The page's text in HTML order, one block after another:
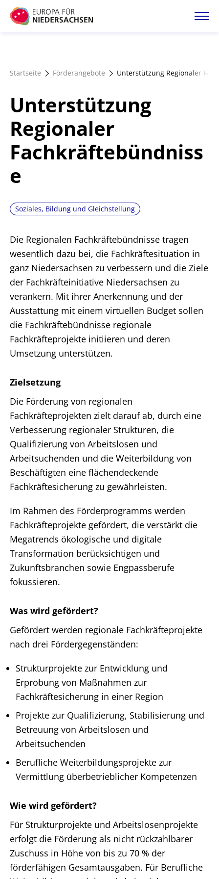
Direkt
zum
Förderangebote
Magazin
Startseite Förderangebote Unterstützung Regionaler
Unterstützung
Regionaler
Fachkräftebündniss
e
Soziales, Bildung und Gleichstellung
Die Regionalen Fachkräftebündnisse tragen
wesentlich dazu bei, die Fachkräftesituation in
ganz Niedersachsen zu verbessern und die Ziele
der Fachkräfteinitiative Niedersachsen zu
verankern. Mit ihrer Anerkennung und der
Ausstattung mit einem virtuellen Budget sollen
die Fachkräftebündnisse regionale
Fachkräfteprojekte initiieren und deren
Umsetzung unterstützen.
Zielsetzung
Die Förderung von regionalen
Fachkräfteprojekten zielt darauf ab, durch eine
Verbesserung regionaler Strukturen, die
Qualifizierung von Arbeitslosen und
Arbeitsuchenden und die Weiterbildung von
Beschäftigten eine flächendeckende
Fachkräftesicherung zu gewährleisten.
Im Rahmen des Förderprogramms werden
Fachkräfteprojekte gefördert, die verstärkt die
Megatrends ökologische und digitale
Transformation berücksichtigen und
Zukunftsbranchen sowie Engpassberufe
fokussieren.
Was wird gefördert?
Gefördert werden regionale Fachkräfteprojekte
nach drei Fördergegenständen:
Strukturprojekte zur Entwicklung und
Erprobung von Maßnahmen zur
Fachkräftesicherung in einer Region
Projekte zur Qualifizierung, Stabilisierung und
Betreuung von Arbeitslosen und
Arbeitsuchenden
Berufliche Weiterbildungsprojekte zur
Vermittlung überbetrieblicher Kompetenzen
Wie wird gefördert?
Für Strukturprojekte und Arbeitslosenprojekte
erfolgt die Förderung als nicht rückzahlbarer
Zuschuss in Höhe von bis zu 70 % der
förderfähigen Gesamtausgaben. Für Berufliche